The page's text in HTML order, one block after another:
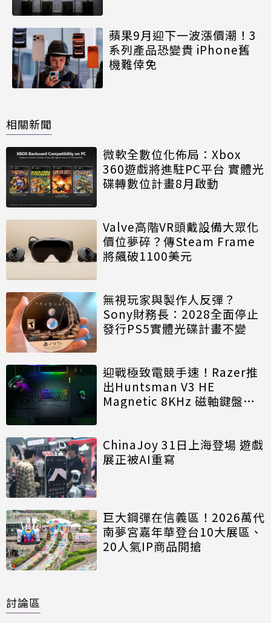
蘋果9月迎下一波漲價潮！3
系列產品恐變貴 iPhone舊
機難倖免
相關新聞
微軟全數位化佈局：Xbox
360遊戲將進駐PC平台 實體光
碟轉數位計畫8月啟動
Valve高階VR頭戴設備大眾化
價位夢碎？傳Steam Frame
將飆破1100美元
無視玩家與製作人反彈？
Sony財務長：2028全面停止
發行PS5實體光碟計畫不變
迎戰極致電競手速！Razer推
出Huntsman V3 HE
Magnetic 8KHz 磁軸鍵盤效
ChinaJoy 31日上海登場 遊戲
展正被AI重寫
巨大鋼彈在信義區！2026萬代
南夢宮嘉年華登台10大展區、
20人氣IP商品開搶
討論區